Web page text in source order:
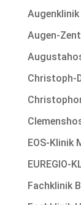
Augenklinik
Augen-
Christoph-
EOS-Klinik
EUREGIO-
Fachklinik